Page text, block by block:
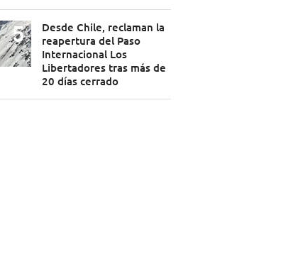
Desde Chile, reclaman la
reapertura del Paso
Internacional Los
Libertadores tras más de
20 días cerrado